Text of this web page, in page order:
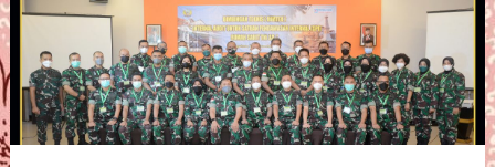
Skip
to
content